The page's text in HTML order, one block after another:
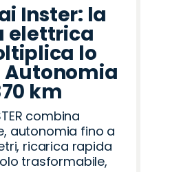
Inster: la
elettrica
lo
Autonomia
km
combina
autonomia fino a
ricarica rapida
trasformabile,